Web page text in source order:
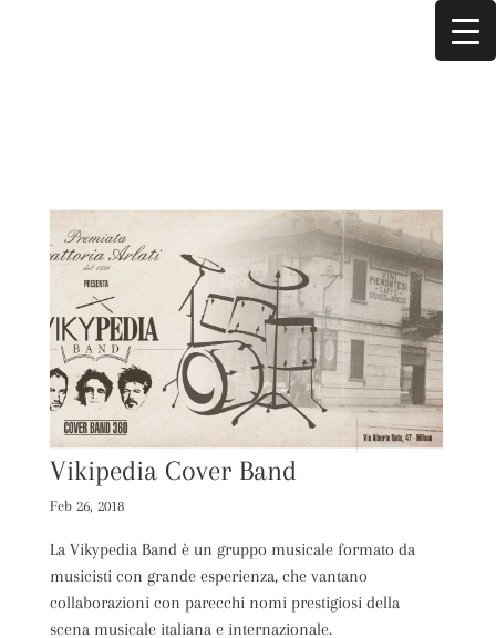
Vikipedia Cover Band
Feb 26, 2018
La Vikypedia Band è un gruppo musicale formato da
musicisti con grande esperienza, che vantano
collaborazioni con parecchi nomi prestigiosi della
scena musicale italiana e internazionale.